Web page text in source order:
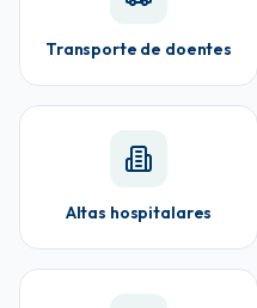
Transporte de doentes
Altas hospitalares